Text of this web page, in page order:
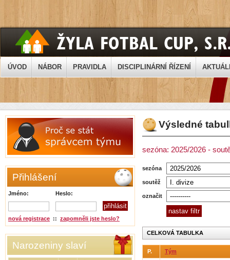
ÚVOD NÁBOR PRAVIDLA DISCIPLINÁRNÍ ŘÍZENÍ
Přihlášení
Jméno: Heslo:
nová registrace :: zapomněli jste heslo?
Narozeniny slaví
Výsledné
sezóna: 2025/2026 -
sezóna
soutěž
označit
CELKOVÁ TABULKA
P. Tým